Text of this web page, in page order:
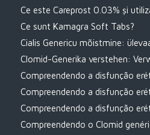
Ce este Careprost 0.03% și
Ce sunt Kamagra Soft Tabs?
Cialis Genericu mõistmine:
Clomid-Generika verstehen:
Compreendendo a disfunção
Compreendendo a disfunção
Compreendendo a disfunção
Compreendendo o Clomid